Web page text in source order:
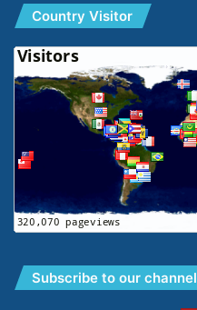
Country Visitor
Subscribe to our channel